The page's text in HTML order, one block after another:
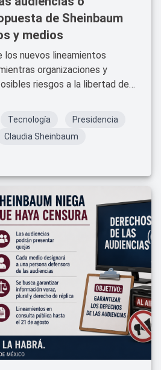
de Sheinbaum
y medios
los nuevos lineamientos
organizaciones y
riesgos a la libertad de
Tecnología
Presidencia
Claudia Sheinbaum